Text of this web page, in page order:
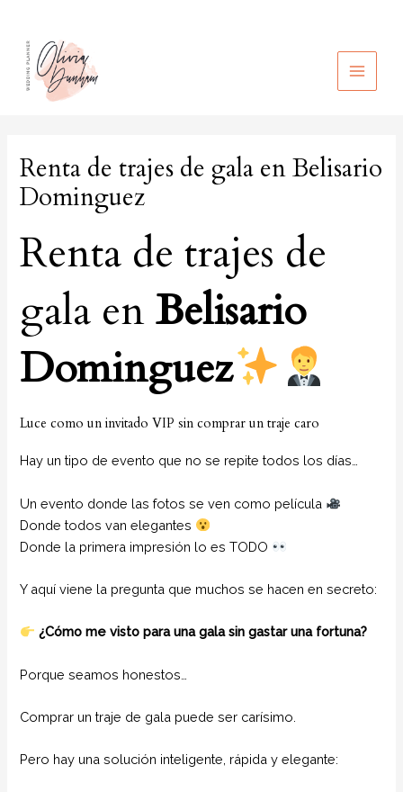
contenido
MAIN
Renta de trajes de gala en Belisario
Dominguez
Renta de trajes de
gala enBelisario
Dominguez
Luce como un invitado VIP sin comprar un traje caro
Hay un tipo de evento que no se repite todos los días…
Un evento donde las fotos se ven como película
Donde todos van elegantes
Donde la primera impresión lo es TODO
Y aquí viene la pregunta que muchos se hacen en secreto:
¿Cómo me visto para una gala sin gastar una fortuna?
Porque seamos honestos…
Comprar un traje de gala puede ser carísimo.
Pero hay una solución inteligente, rápida y elegante: